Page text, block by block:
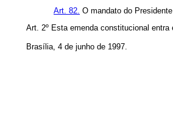
Art. 82. O mandato do
Art. 2º Esta emenda constitucional
Brasília, 4 de junho de 1997.